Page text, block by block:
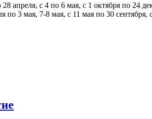
апреля, с 4 по 6 мая, с 1 октября по 24
3 мая, 7-8 мая, с 11 мая по 30 сентября,